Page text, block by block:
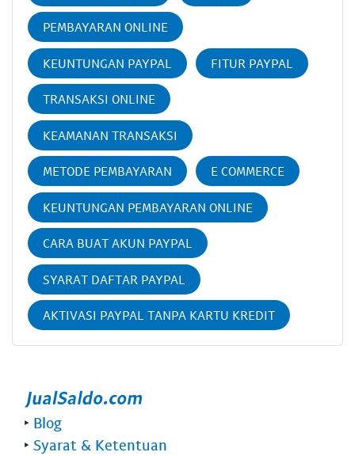
PEMBAYARAN ONLINE
KEUNTUNGAN PAYPAL FITUR PAYPAL
TRANSAKSI ONLINE
KEAMANAN TRANSAKSI
METODE PEMBAYARAN E COMMERCE
KEUNTUNGAN PEMBAYARAN ONLINE
CARA BUAT AKUN PAYPAL
SYARAT DAFTAR PAYPAL
AKTIVASI PAYPAL TANPA KARTU KREDIT
‣ Blog
‣ Syarat & Ketentuan